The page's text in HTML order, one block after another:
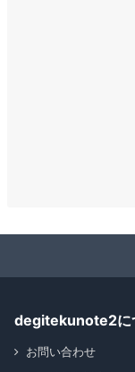
degitekunote2に
お問い合わせ